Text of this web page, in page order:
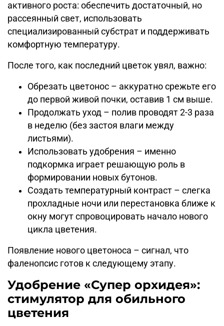
активного роста: обеспечить достаточный, но
рассеянный свет, использовать
специализированный субстрат и поддерживать
комфортную температуру.
После того, как последний цветок увял, важно:
Обрезать цветонос – аккуратно срежьте его
до первой живой почки, оставив 1 см выше.
Продолжать уход – полив проводят 2-3 раза
в неделю (без застоя влаги между
листьями).
Использовать удобрения – именно
подкормка играет решающую роль в
формировании новых бутонов.
Создать температурный контраст – слегка
прохладные ночи или перестановка ближе к
окну могут спровоцировать начало нового
цикла цветения.
Появление нового цветоноса – сигнал, что
фаленопсис готов к следующему этапу.
Удобрение «Супер орхидея»:
стимулятор для обильного
цветения